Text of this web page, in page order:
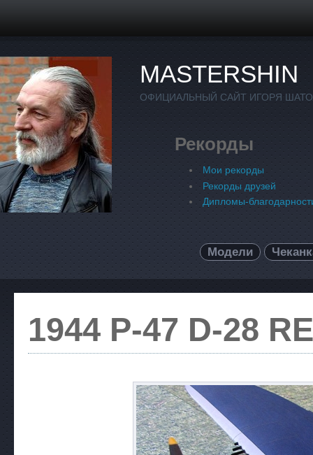
MASTERSHIN
ОФИЦИАЛЬНЫЙ САЙТ ИГОРЯ
Рекорды
Мои рекорды
Рекорды друзей
Дипломы-
Модели
1944 P-47 D-28